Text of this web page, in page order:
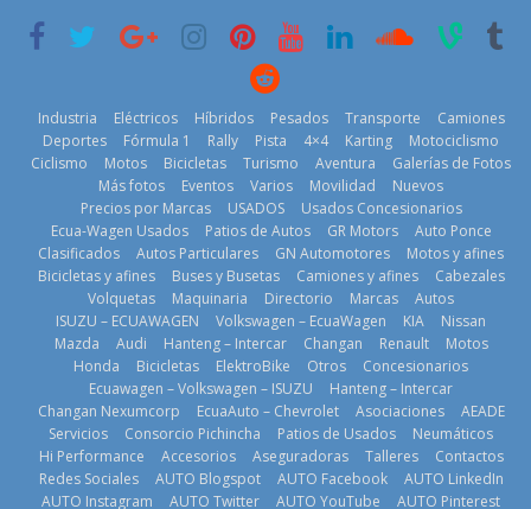
BMW, Toyota,
Bosch y
Repsol
prueban flota
que usa
gasolina 100%
renovable
25 de julio de
Kia reúne a
jugadores de
fútbol de todo
el mundo en
‘Kia OMBC
Cup’
6 de mayo de
2026
La Vuelta al
¿Qué puede
pasar con tu
vehículo si
permanece
varios días sin
usar?
3 de agosto de
2026
La FEDAK
Industria Eléctricos Híbridos Pesados Transporte
Camiones
Deportes
Fórmula 1 Rally Pista 4×4 Karting
Motociclismo
Ciclismo
Motos Bicicletas Turismo Aventura
Galerías de Fotos
Más fotos
Eventos Varios Movilidad
Nuevos
Precios por Marcas
USADOS
Usados Concesionarios
Ecua-Wagen Usados
Patios de Autos GR Motors
Auto Ponce
Clasificados
Autos Particulares GN Automotores
Motos y afines
Bicicletas y afines
Buses y Busetas Camiones y afines
Cabezales
Volquetas
Maquinaria Directorio Marcas
Autos
ISUZU – ECUAWAGEN
Volkswagen – EcuaWagen KIA
Nissan
Mazda
Audi Hanteng – Intercar Changan Renault
Motos
Honda
Bicicletas ElektroBike Otros
Concesionarios
Ecuawagen – Volkswagen – ISUZU
Hanteng – Intercar
Changan Nexumcorp
EcuaAuto – Chevrolet Asociaciones
AEADE
Servicios
Consorcio Pichincha Patios de Usados
Neumáticos
Hi Performance
Accesorios Aseguradoras Talleres
Contactos
Redes Sociales
AUTO Blogspot AUTO Facebook
AUTO LinkedIn
AUTO Instagram
AUTO Twitter AUTO YouTube AUTO Pinterest